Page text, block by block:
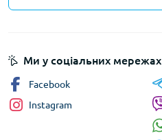
Ми у соціальних мережах
Facebook
Instagram